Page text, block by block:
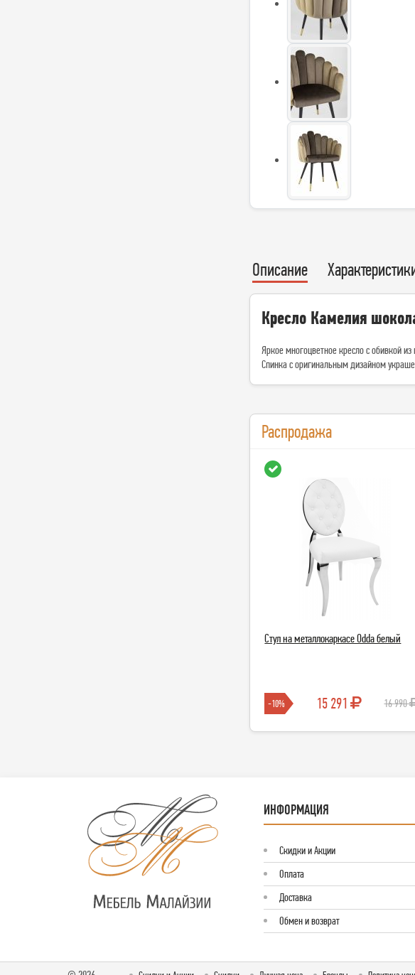
Описание
Кресло Камелия
Яркое многоцветное кресло с обивкой
Спинка с оригинальным дизайном
Распродажа
Стул на металлокаркасе Odda белый
-10% 15 291 16 990
ИНФОРМАЦИЯ
Скидки и Акции
Оплата
Доставка
Обмен и возврат